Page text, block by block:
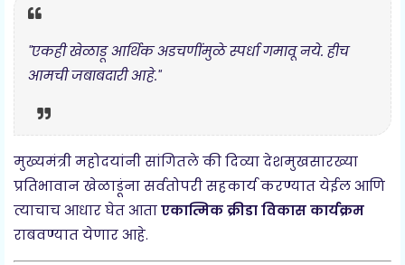
"एकही खेळाडू आर्थिक अडचणींमुळे स्पर्धा गमावू नये. हीच
आमची जबाबदारी आहे."
मुख्यमंत्री महोदयांनी सांगितले की दिव्या देशमुखसारख्या
प्रतिभावान खेळाडूंना सर्वतोपरी सहकार्य करण्यात येईल आणि
त्याचाच आधार घेत आताएकात्मिक क्रीडा विकास कार्यक्रम
राबवण्यात येणार आहे.